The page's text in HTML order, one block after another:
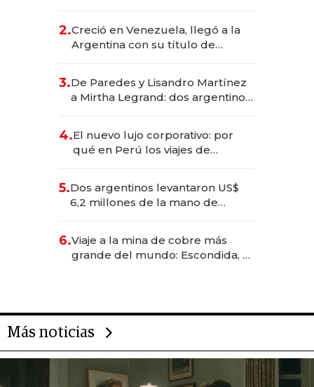
2.Creció en Venezuela, llegó a la
Argentina con su título de
las marcas "fast premium"
3.De Paredes y Lisandro Martínez
a Mirtha Legrand: dos argentinos
4.El nuevo lujo corporativo: por
qué en Perú los viajes de
para convertirse en experiencias
transformadoras
5.Dos argentinos levantaron US$
6,2 millones de la mano de
6.Viaje a la mina de cobre más
grande del mundo: Escondida, el
Más noticias